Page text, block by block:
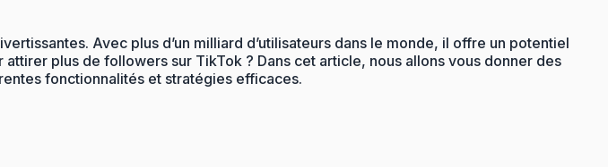
Avec plus d’un milliard d’utilisateurs dans le monde, il offre un potentiel
plus de followers sur TikTok ? Dans cet article, nous allons vous donner des
fonctionnalités et stratégies efficaces.